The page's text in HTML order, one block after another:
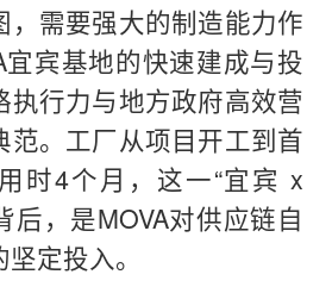
，需要强大的制造能力作
宜宾基地的快速建成与投
执行力与地方政府高效营
范。工厂从项目开工到首
时4个月，这一“宜宾 x
后，是MOVA对供应链自
定投入。